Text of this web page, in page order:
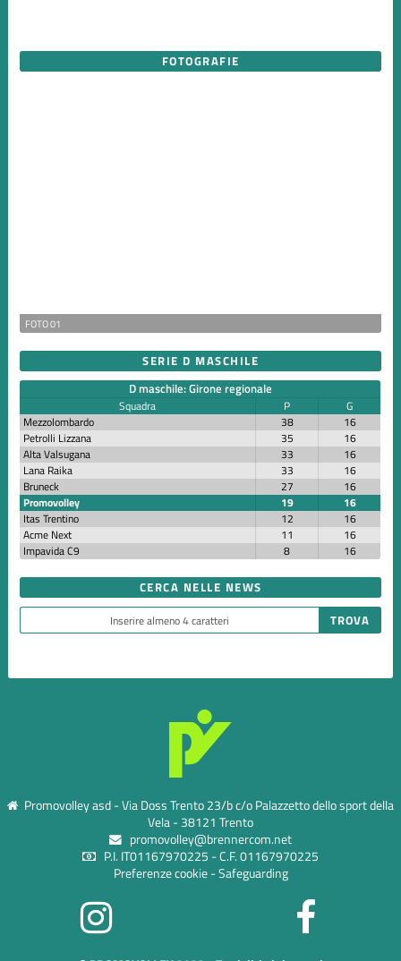
FOTOGRAFIE
FOTO 01
SERIE D MASCHILE
D maschile: Girone regionale
Squadra P
G
Mezzolombardo
38
16
Petrolli Lizzana
35
16
Alta Valsugana
33
16
Lana Raika
33
16
Bruneck
27
16
Promovolley
19
16
Itas Trentino
12
16
Acme Next
11
16
Impavida C9
8 16
CERCA NELLE NEWS
Promovolley asd - Via Doss Trento 23/b c/o Palazzetto dello sport della
Vela - 38121 Trento
promovolley@brennercom.net
P.I. IT01167970225 - C.F. 01167970225
Preferenze cookie-Safeguarding